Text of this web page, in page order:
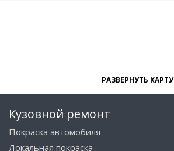
РАЗВЕРНУТЬ КАРТУ
Кузовной ремонт
Покраска автомобиля
Локальная покраска